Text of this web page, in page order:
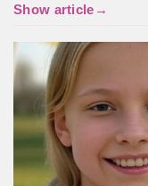
Show article →